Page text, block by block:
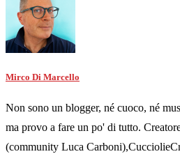
Mirco Di Marcello
Non sono un blogger, né cuoco, né
ma provo a fare un po' di tutto.
(community Luca